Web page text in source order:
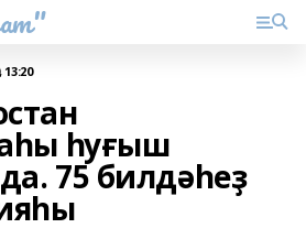
һуғыш
75 билдәһеҙ